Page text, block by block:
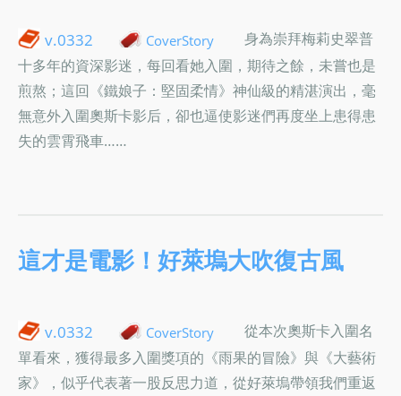
v.0332 CoverStory
身為崇拜梅莉史翠普
十多年的資深影迷，每回看她入圍，期待之餘，未嘗也是
煎熬；這回《鐵娘子：堅固柔情》神仙級的精湛演出，毫
無意外入圍奧斯卡影后，卻也逼使影迷們再度坐上患得患
失的雲霄飛車……
這才是電影！好萊塢大吹復古風
v.0332 CoverStory
從本次奧斯卡入圍名
單看來，獲得最多入圍獎項的《雨果的冒險》與《大藝術
家》，似乎代表著一股反思力道，從好萊塢帶領我們重返